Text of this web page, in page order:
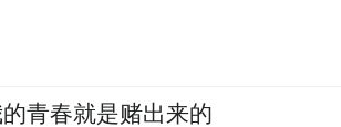
青春就是赌出来的